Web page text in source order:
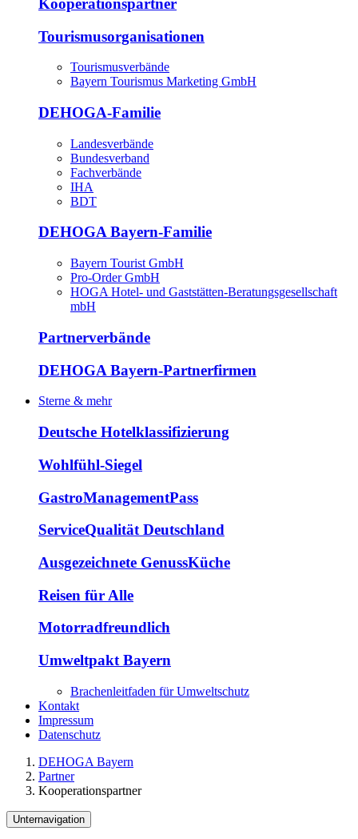
Kooperationspartner
Tourismusorganisationen
Tourismusverbände
Bayern Tourismus Marketing GmbH
DEHOGA-Familie
Landesverbände
Bundesverband
Fachverbände
IHA
BDT
DEHOGA Bayern-Familie
Bayern Tourist GmbH
Pro-Order GmbH
HOGA Hotel- und Gaststätten-Beratungsgesellschaft
mbH
Partnerverbände
DEHOGA Bayern-Partnerfirmen
Sterne & mehr
Deutsche Hotelklassifizierung
Wohlfühl-Siegel
GastroManagementPass
ServiceQualität Deutschland
Ausgezeichnete GenussKüche
Reisen für Alle
Motorradfreundlich
Umweltpakt Bayern
Brachenleitfaden für Umweltschutz
Kontakt
Impressum
Datenschutz
DEHOGA Bayern
Partner
Kooperationspartner
Unternavigation